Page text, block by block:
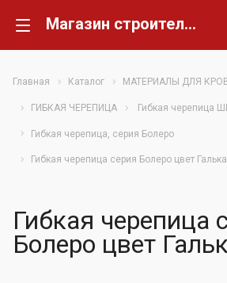
Магазин строительных материалов Склад Кирпича
Главная Каталог МАТЕРИАЛЫ ДЛЯ
ГИБКАЯ ЧЕРЕПИЦА Гибкая черепица
Гибкая черепица, серия Болеро
Гибкая черепица серия Болеро цвет Галька
Гибкая черепица
Болеро цвет